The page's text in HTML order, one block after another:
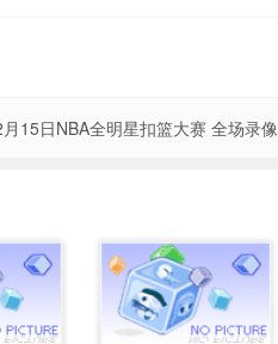
15日NBA全明星扣篮大赛 全场录像